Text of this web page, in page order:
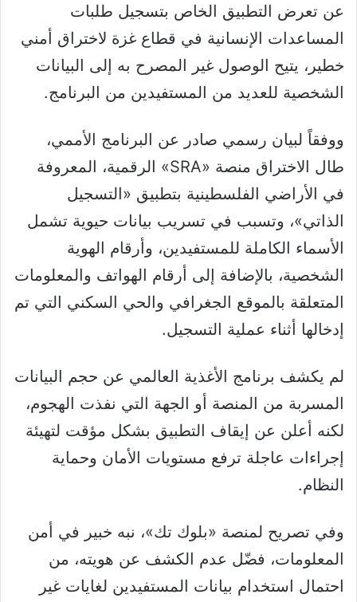
عن تعرض التطبيق الخاص بتسجيل طلبات
المساعدات الإنسانية في قطاع غزة لاختراق أمني
خطير، يتيح الوصول غير المصرح به إلى البيانات
الشخصية للعديد من المستفيدين من البرنامج.
و​وفقاً لبيان رسمي صادر عن البرنامج الأممي،
طال الاختراق منصة «SRA» الرقمية، المعروفة
في الأراضي الفلسطينية بتطبيق «التسجيل
الذاتي»، وتسبب في تسريب بيانات حيوية تشمل
الأسماء الكاملة للمستفيدين، وأرقام الهوية
الشخصية، بالإضافة إلى أرقام الهواتف والمعلومات
المتعلقة بالموقع الجغرافي والحي السكني التي تم
إدخالها أثناء عملية التسجيل.
​لم يكشف برنامج الأغذية العالمي عن حجم البيانات
المسربة من المنصة أو الجهة التي نفذت الهجوم،
لكنه أعلن عن إيقاف التطبيق بشكل مؤقت لتهيئة
إجراءات عاجلة ترفع مستويات الأمان وحماية
النظام.
​وفي تصريح لمنصة «بلوك تك»، نبه خبير في أمن
المعلومات، فضّل عدم الكشف عن هويته، من
احتمال استخدام بيانات المستفيدين لغايات غير